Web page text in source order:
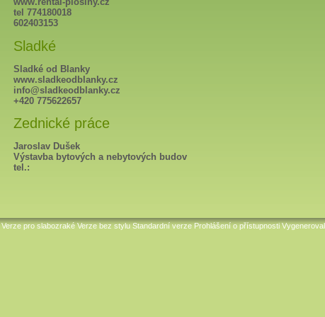
tel 774180018
602403153
Sladké
Sladké od Blanky
www.sladkeodblanky.cz
info@sladkeodblanky.cz
+420 775622657
Zednické práce
Jaroslav Dušek
Výstavba bytových a nebytových budov
tel.:
Verze pro slabozraké Verze bez stylu Standardní verze Prohlášení o přístupnosti